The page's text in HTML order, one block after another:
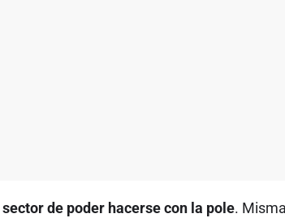
de poder hacerse con la pole.